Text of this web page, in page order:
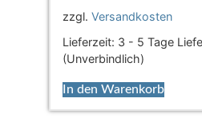
zzgl. Versandkosten
Lieferzeit: 3 - 5 Tage
(Unverbindlich)
In den Warenkorb